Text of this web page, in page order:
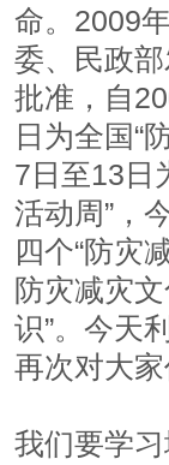
命。2009
委、民政
批准，自
日为全国“
7日至13日
活动周”，
四个“防灾
防灾减灾
识”。今天
再次对大家
我们要学